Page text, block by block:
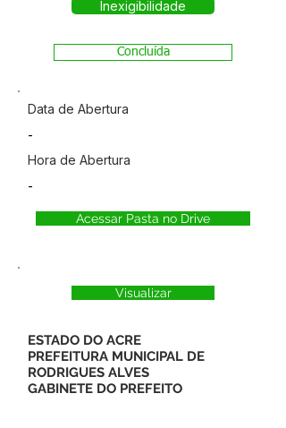
Inexigibilidade
Concluída
Data de Abertura
-
Hora de Abertura
-
Acessar Pasta no Drive
Visualizar
ESTADO DO ACRE
PREFEITURA MUNICIPAL DE
RODRIGUES ALVES
GABINETE DO PREFEITO